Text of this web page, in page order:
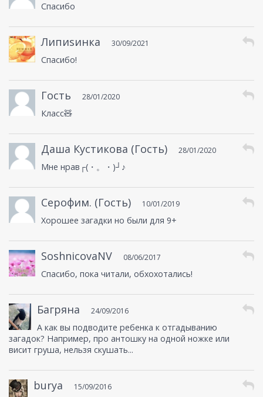
Спасибо
Липиsинка 30/09/2021
Спасибо!
Гость 28/01/2020
Класс🧸
Даша Кустикова (Гость) 28/01/2020
Мне нрав┌(・。・)┘♪
Серофим. (Гость) 10/01/2019
Хорошее загадки но были для 9+
SoshnicovaNV 08/06/2017
Спасибо, пока читали, обхохотались!
Багряна 24/09/2016
А как вы подводите ребенка к отгадыванию
загадок? Например, про антошку на одной ножке или
висит груша, нельзя скушать...
burya 15/09/2016